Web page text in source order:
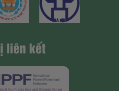
liên kết